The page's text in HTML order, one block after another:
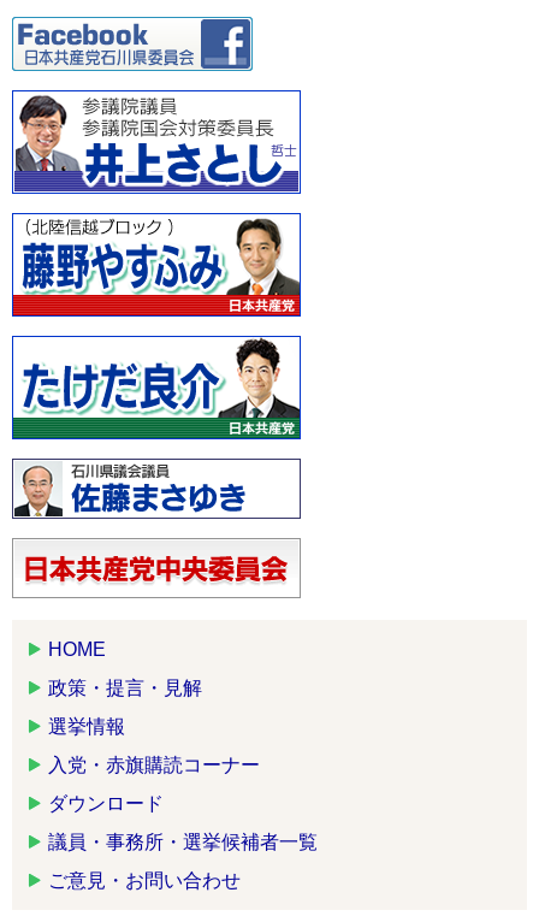
HOME
政策・提言・見解
選挙情報
入党・赤旗購読コーナー
ダウンロード
議員・事務所・選挙候補者一覧
ご意見・お問い合わせ